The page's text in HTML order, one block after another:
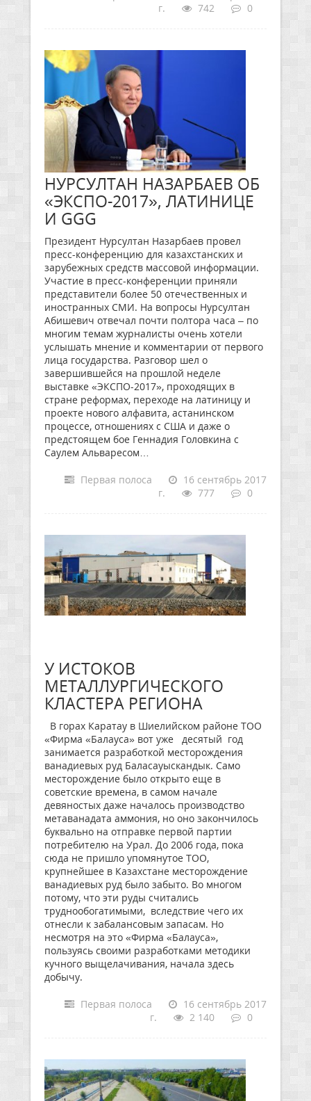
г.
742 0
НУРСУЛТАН НАЗАРБАЕВ ОБ
«ЭКСПО-2017», ЛАТИНИЦЕ
И GGG
Президент Нурсултан Назарбаев провел
пресс-конференцию для казахстанских и
зарубежных средств массовой информации.
Участие в пресс-конференции приняли
представители более 50 отечественных и
иностранных СМИ. На вопросы Нурсултан
Абишевич отвечал почти полтора часа – по
многим темам журналисты очень хотели
услышать мнение и комментарии от первого
лица государства. Разговор шел о
завершившейся на прошлой неделе
выставке «ЭКСПО-2017», проходящих в
стране реформах, переходе на латиницу и
проекте нового алфавита, астанинском
процессе, отношениях с США и даже о
предстоящем бое Геннадия Головкина с
Саулем Альваресом…
Первая полоса
16 сентябрь 2017
г.
777 0
У ИСТОКОВ
МЕТАЛЛУРГИЧЕСКОГО
КЛАСТЕРА РЕГИОНА
В горах Каратау в Шиелийском районе ТОО
«Фирма «Балауса» вот уже десятый год
занимается разработкой месторождения
ванадиевых руд Баласауыскандык. Само
месторождение было открыто еще в
советские времена, в самом начале
девяностых даже началось производство
метаванадата аммония, но оно закончилось
буквально на отправке первой партии
потребителю на Урал. До 2006 года, пока
сюда не пришло упомянутое ТОО,
крупнейшее в Казахстане месторождение
ванадиевых руд было забыто. Во многом
потому, что эти руды считались
труднообогатимыми, вследствие чего их
отнесли к забалансовым запасам. Но
несмотря на это «Фирма «Балауса»,
пользуясь своими разработками методики
кучного выщелачивания, начала здесь
добычу.
Первая полоса
16 сентябрь 2017
г.
2 140 0